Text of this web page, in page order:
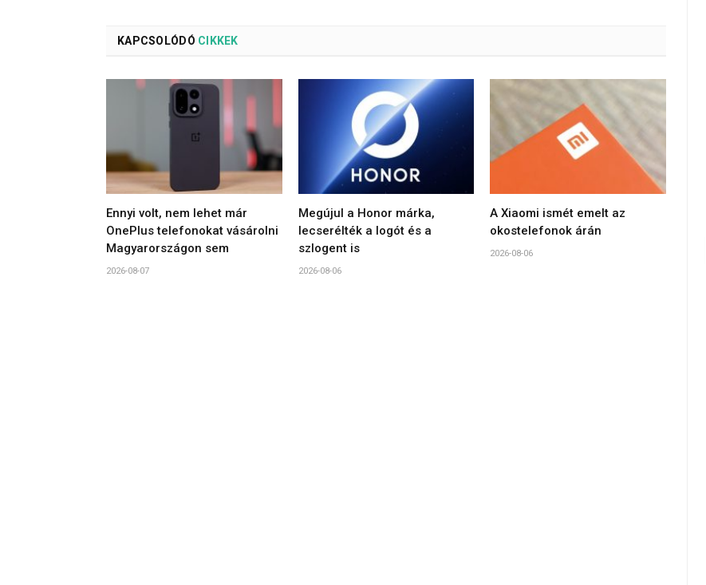
KAPCSOLÓDÓ CIKKEK
Ennyi volt, nem lehet már
OnePlus telefonokat vásárolni
Magyarországon sem
2026-08-07
Megújul a Honor márka,
lecserélték a logót és a
szlogent is
2026-08-06
A Xiaomi ismét emelt az
okostelefonok árán
2026-08-06